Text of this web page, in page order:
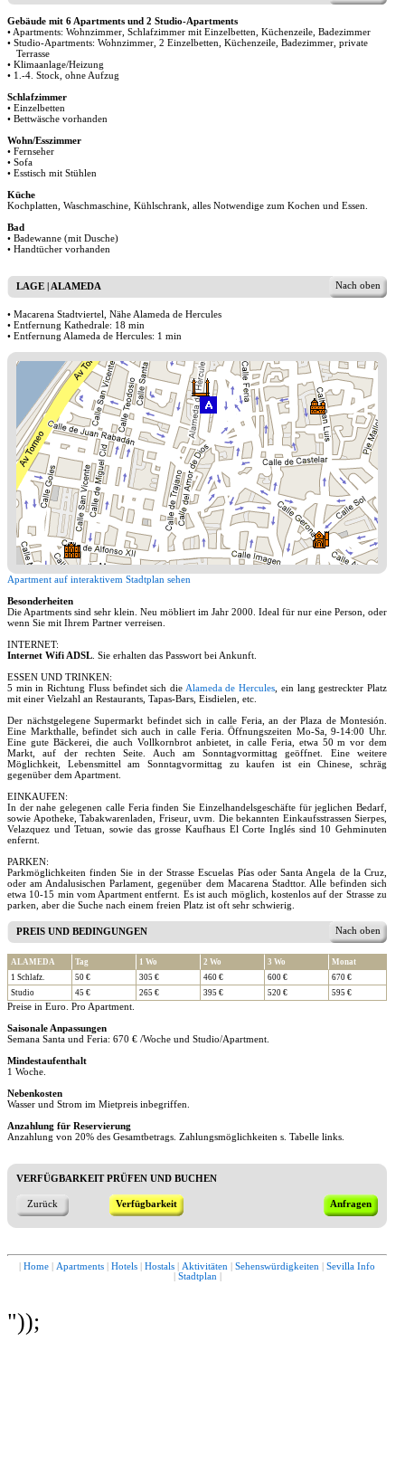
Gebäude mit 6 Apartments und 2 Studio-Apartments
• Apartments: Wohnzimmer, Schlafzimmer mit Einzelbetten, Küchenzeile, Badezimmer
• Studio-Apartments: Wohnzimmer, 2 Einzelbetten, Küchenzeile, Badezimmer, private
Terrasse
• Klimaanlage/Heizung
• 1.-4. Stock, ohne Aufzug
Schlafzimmer
• Einzelbetten
• Bettwäsche vorhanden
Wohn/Esszimmer
• Fernseher
• Sofa
• Esstisch mit Stühlen
Küche
Kochplatten, Waschmaschine, Kühlschrank, alles Notwendige zum Kochen und Essen.
Bad
• Badewanne (mit Dusche)
• Handtücher vorhanden
Nach oben
LAGE | ALAMEDA
• Macarena Stadtviertel, Nähe Alameda de Hercules
• Entfernung Kathedrale: 18 min
• Entfernung Alameda de Hercules: 1 min
Apartment auf interaktivem Stadtplan sehen
Besonderheiten
Die Apartments sind sehr klein. Neu möbliert im Jahr 2000. Ideal für nur eine Person, oder
wenn Sie mit Ihrem Partner verreisen.
INTERNET:
Internet Wifi ADSL . Sie erhalten das Passwort bei Ankunft.
ESSEN UND TRINKEN:
5 min in Richtung Fluss befindet sich die Alameda de Hercules , ein lang gestreckter Platz
mit einer Vielzahl an Restaurants, Tapas-Bars, Eisdielen, etc.
Der nächstgelegene Supermarkt befindet sich in calle Feria, an der Plaza de Montesión.
Eine Markthalle, befindet sich auch in calle Feria. Öffnungszeiten Mo-Sa, 9-14:00 Uhr.
Eine gute Bäckerei, die auch Vollkornbrot anbietet, in calle Feria, etwa 50 m vor dem
Markt, auf der rechten Seite. Auch am Sonntagvormittag geöffnet. Eine weitere
Möglichkeit, Lebensmittel am Sonntagvormittag zu kaufen ist ein Chinese, schräg
gegenüber dem Apartment.
EINKAUFEN:
In der nahe gelegenen calle Feria finden Sie Einzelhandelsgeschäfte für jeglichen Bedarf,
sowie Apotheke, Tabakwarenladen, Friseur, uvm. Die bekannten Einkaufsstrassen Sierpes,
Velazquez und Tetuan, sowie das grosse Kaufhaus El Corte Inglés sind 10 Gehminuten
enfernt.
PARKEN:
Parkmöglichkeiten finden Sie in der Strasse Escuelas Pías oder Santa Angela de la Cruz,
oder am Andalusischen Parlament, gegenüber dem Macarena Stadttor. Alle befinden sich
etwa 10-15 min vom Apartment entfernt. Es ist auch möglich, kostenlos auf der Strasse zu
parken, aber die Suche nach einem freien Platz ist oft sehr schwierig.
Nach oben
PREIS UND BEDINGUNGEN
ALAMEDA Tag 1 Wo 2 Wo 3 Wo
Monat
1 Schlafz.
50 € 305 € 460 € 600 €
670 €
Studio
45 € 265 € 395 € 520 € 595 €
Preise in Euro. Pro Apartment.
Saisonale Anpassungen
Semana Santa und Feria: 670 € /Woche und Studio/Apartment.
Mindestaufenthalt
1 Woche.
Nebenkosten
Wasser und Strom im Mietpreis inbegriffen.
Anzahlung für Reservierung
Anzahlung von 20% des Gesamtbetrags. Zahlungsmöglichkeiten s. Tabelle links.
VERFÜGBARKEIT PRÜFEN UND BUCHEN
Zurück Verfügbarkeit Anfragen
Home Apartments Hotels Hostals Aktivitäten Sehenswürdigkeiten
Sevilla Info
Stadtplan
"));